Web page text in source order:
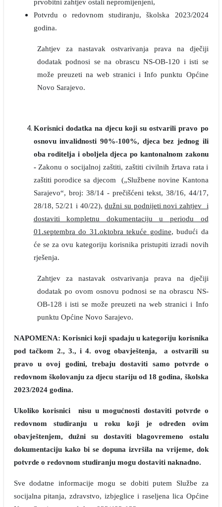
prvobitni zahtjev ostali nepromijenjeni,
Potvrdu o redovnom studiranju, školska 2023/2024
godina.
Zahtjev za nastavak ostvarivanja prava na dječiji
dodatak podnosi se na obrascu NS-OB-120 i isti se
može preuzeti na web stranici i Info punktu Općine
Novo Sarajevo.
Korisnici dodatka na djecu koji su ostvarili pravo po
osnovu invalidnosti 90%-100%, djeca bez jednog ili
oba roditelja i oboljela djeca po kantonalnom zakonu
-Zakonu o socijalnoj zaštiti, zaštiti civilnih žrtava rata i
zaštiti porodice sa djecom („Službene novine Kantona
Sarajevo“, broj: 38/14 - prečišćeni tekst, 38/16, 44/17,
28/18, 52/21 i 40/22),dužni su podnijeti novi zahtjev i
dostaviti kompletnu dokumentaciju u periodu od
01.septembra do 31.oktobra tekuće godine, budući da
će se za ovu kategoriju korisnika pristupiti izradi novih
rješenja.
Zahtjev za nastavak ostvarivanja prava na dječiji
dodatak po ovom osnovu podnosi se na obrascu NS-
OB-128 i isti se može preuzeti na web stranici i Info
punktu Općine Novo Sarajevo.
NAPOMENA: Korisnici koji spadaju u kategoriju korisnika
pod tačkom 2., 3., i 4. ovog obavještenja, a ostvarili su
pravo u ovoj godini, trebaju dostaviti samo potvrde o
redovnom školovanju za djecu stariju od 18 godina, školska
2023/2024 godina.
Ukoliko korisnici nisu u mogućnosti dostaviti potvrde o
redovnom studiranju u roku koji je određen ovim
obavještenjem, dužni su dostaviti blagovremeno ostalu
dokumentaciju kako bi se dopuna izvršila na vrijeme, dok
potvrde o redovnom studiranju mogu dostaviti naknadno.
Sve dodatne informacije mogu se dobiti putem Službe za
socijalna pitanja, zdravstvo, izbjeglice i raseljena lica Općine